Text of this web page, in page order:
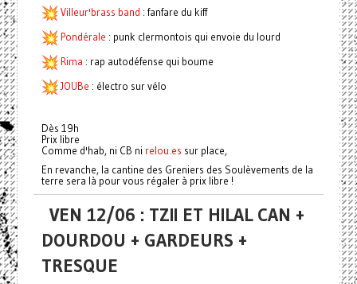
Villeur'brass band : fanfare du kiff
Pondérale : punk clermontois qui envoie du lourd
Rima : rap autodéfense qui boume
JOUBe : électro sur vélo
Dès 19h
Prix libre
Comme d'hab, ni CB ni relou.es sur place,
En revanche, la cantine des Greniers des Soulèvements de la
terre sera là pour vous régaler à prix libre !
VEN 12/06 : TZII ET HILAL CAN +
DOURDOU + GARDEURS +
TRESQUE